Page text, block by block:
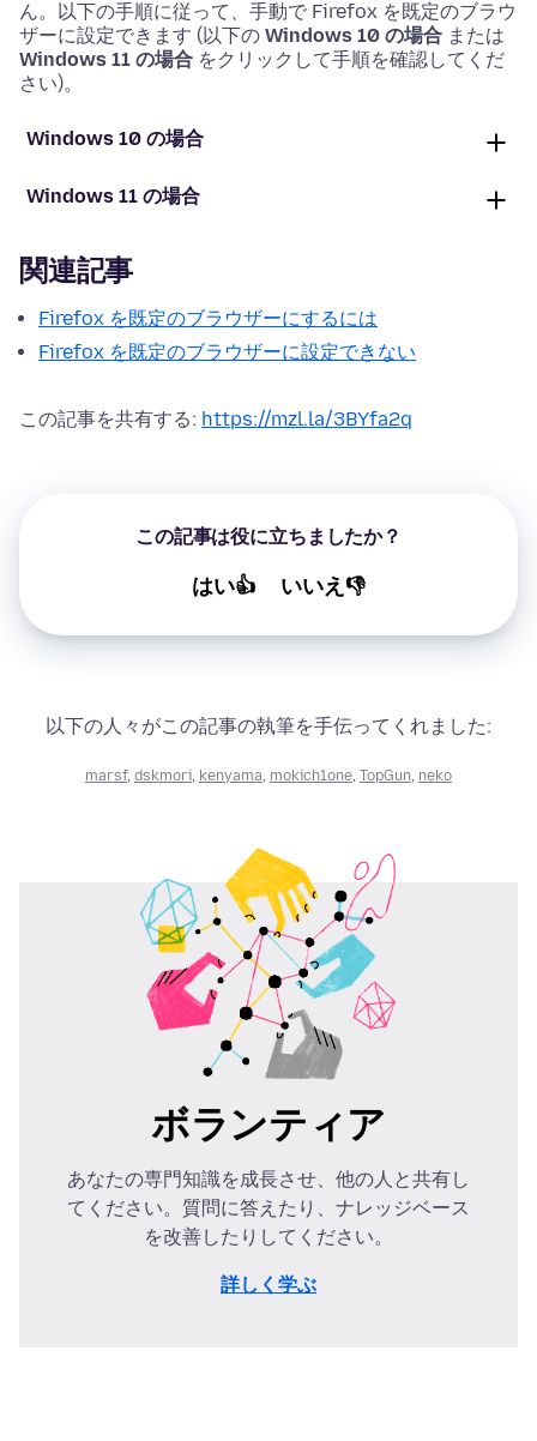
ん。以下の手順に従って、手動で Firefox を既定のブラウ
ザーに設定できます (以下の Windows 10 の場合 または
Windows 11 の場合 をクリックして手順を確認してくだ
さい)。
Windows 10 の場合
Windows 11 の場合
関連記事
Firefox を既定のブラウザーにするには
Firefox を既定のブラウザーに設定できない
この記事を共有する: https://mzl.la/3BYfa2q
この記事は役に立ちましたか？
はい👍 いいえ👎
以下の人々がこの記事の執筆を手伝ってくれました:
marsf, dskmori, kenyama, mokich1one, TopGun, neko
ボランティア
あなたの専門知識を成長させ、他の人と共有し
てください。質問に答えたり、ナレッジベース
を改善したりしてください。
詳しく学ぶ